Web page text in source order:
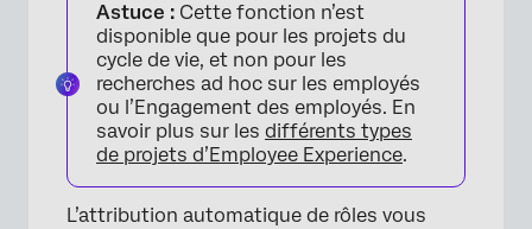
×
Astuce : Cette fonction n’est
disponible que pour les projets du
cycle de vie, et non pour les
recherches ad hoc sur les employés
ou l’Engagement des employés. En
savoir plus sur les différents types
de projets d’Employee Experience.
L’attribution automatique de rôles vous